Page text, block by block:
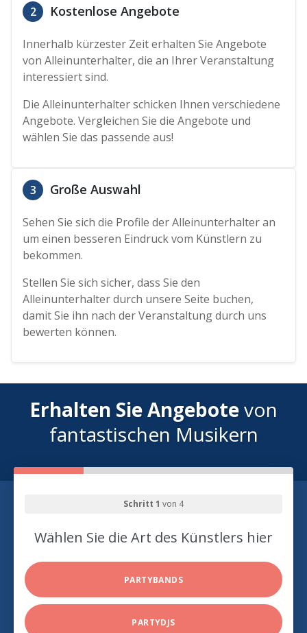
2 Kostenlose Angebote
Innerhalb kürzester Zeit erhalten Sie Angebote
von Alleinunterhalter, die an Ihrer Veranstaltung
interessiert sind.
Die Alleinunterhalter schicken Ihnen verschiedene
Angebote. Vergleichen Sie die Angebote und
wählen Sie das passende aus!
3 Große Auswahl
Sehen Sie sich die Profile der Alleinunterhalter an
um einen besseren Eindruck vom Künstlern zu
bekommen.
Stellen Sie sich sicher, dass Sie den
Alleinunterhalter durch unsere Seite buchen,
damit Sie ihn nach der Veranstaltung durch uns
bewerten können.
Erhalten Sie Angebotevon
fantastischen Musikern
Schritt 1 von 4
Wählen Sie die Art des Künstlers hier
PARTYBANDS
PARTYDJS